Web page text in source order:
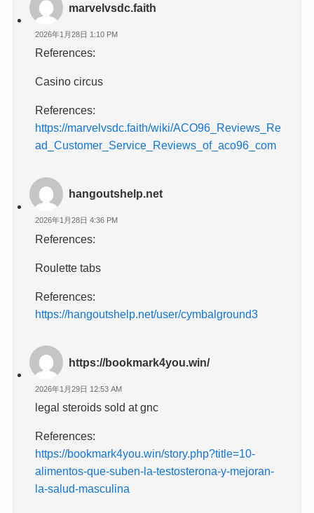
marvelvsdc.faith
2026年1月28日 1:10 PM
References:
Casino circus
References:
https://marvelvsdc.faith/wiki/ACO96_Reviews_Re
ad_Customer_Service_Reviews_of_aco96_com
hangoutshelp.net
2026年1月28日 4:36 PM
References:
Roulette tabs
References:
https://hangoutshelp.net/user/cymbalground3
https://bookmark4you.win/
2026年1月29日 12:53 AM
legal steroids sold at gnc
References:
https://bookmark4you.win/story.php?title=10-
alimentos-que-suben-la-testosterona-y-mejoran-
la-salud-masculina